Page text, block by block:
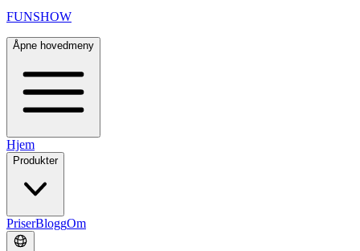
FUNSHOW
Åpne hovedmeny
Hjem
Produkter
PriserBloggOm